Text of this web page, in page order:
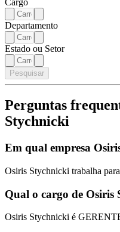
Cargo
Departamento
Estado ou Setor
Pesquisar
Perguntas
Stychnicki
Em qual empresa
Osiris Stychnicki trabalha para
Qual o cargo de Osiris
Osiris Stychnicki é